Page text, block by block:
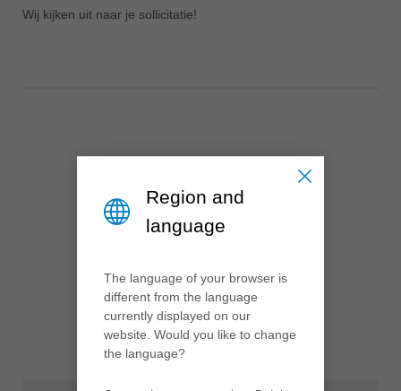
ประเทศไทย
Wij kijken uit naar je sollicitatie!
Region and
language
The language of your browser is
different from the language
currently displayed on our
website. Would you like to change
the language?